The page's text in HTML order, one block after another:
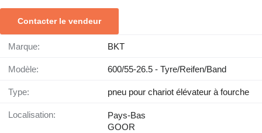
Contacter le vendeur
Marque: BKT
Modèle: 600/55-26.5 - Tyre/Reifen/Band
Type: pneu pour chariot élévateur à fourche
Localisation:
Pays-Bas
GOOR